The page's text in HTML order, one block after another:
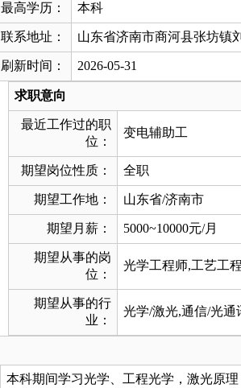
最高学历： 本科
联系地址： 山东省济南市商河县张坊镇
刷新时间： 2026-05-31
求职意向
最近工作过的职
位：
变电辅助工
期望岗位性质： 全职
期望工作地： 山东省/济南市
期望月薪： 5000~10000元/月
期望从事的岗
位：
光学工程师,工艺工
期望从事的行
业：
光学/激光,通信/光通
本科期间学习光学、工程光学，激光原